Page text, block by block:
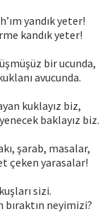
yandık yeter!
kandık yeter!
bir ucunda,
avucunda.
kuklayız biz,
baklayız biz.
şarab, masalar,
çeken yarasalar!
sizi.
bıraktın neyimizi?